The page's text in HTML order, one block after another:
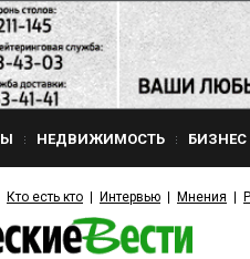
НЕДВИЖИМОСТЬ БИЗНЕС
Кто есть кто Интервью Мнения